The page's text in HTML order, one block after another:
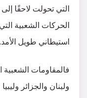
التي تحولت لاحقًا
الحركات الشعبية
استيطاني طويل الأمد.
فالمقاومات
ولبنان والجزائر